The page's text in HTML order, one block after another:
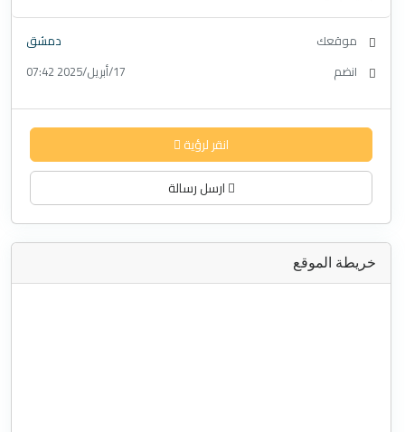
موقعك
دمشق
انضم
17/أبريل/2025 07:42
انقر لرؤية
ارسل رسالة
خريطة الموقع